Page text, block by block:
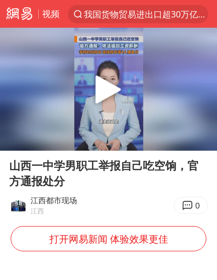
视频
我国货物贸易进出口超30万亿元
A股三大股指收涨
宇树科技中一签需缴款7.54万元
泰国校园枪击案死亡人数升至7人
“立秋的第一杯奶茶”又爆单了
方程豹钛9新车申报
Play
00:00 00:53
山西一中学男职工举报自己吃空饷，官
方通报处分
江西都市现场
江西 0
打开网易新闻 体验效果更佳